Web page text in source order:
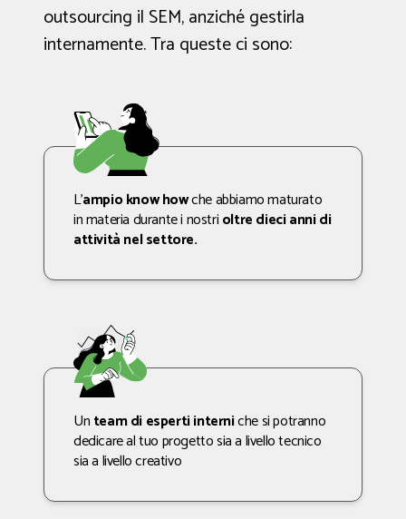
outsourcing il SEM, anziché gestirla
internamente. Tra queste ci sono:
L’ampio know howche abbiamo maturato
in materia durante i nostrioltre dieci anni di
attività nel settore.
Unteam di esperti interniche si potranno
dedicare al tuo progetto sia a livello tecnico
sia a livello creativo